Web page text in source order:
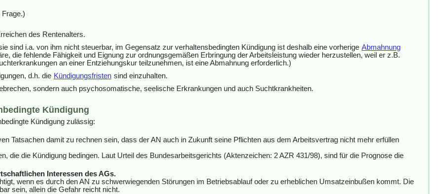
des Rentenalters.
sind i.a. von ihm nicht steuerbar, im Gegensatz zur verhaltensbedingten Kündigung ist deshalb eine vorherige Abmahnung
die fehlende Fähigkeit und Eignung zur ordnungsgemäßen Erbringung der Arbeitsleistung wieder herzustellen, weil er z.B.
an einer Entziehungskur teilzunehmen, ist eine Abmahnung erforderlich.)
d.h. die Kündigungsfristen sind einzuhalten.
sondern auch psychosomatische, seelische Erkrankungen und auch Suchtkrankheiten.
Kündigung
Kündigung zulässig:
Tatsachen damit zu rechnen sein, dass der AN auch in Zukunft seine Pflichten aus dem Arbeitsvertrag nicht mehr erfüllen
die die Kündigung bedingen. Laut Urteil des Bundesarbeitsgerichts (Aktenzeichen: 2 AZR 431/98), sind für die Prognose die
Interessen des AGs.
wenn es durch den AN zu schwerwiegenden Störungen im Betriebsablauf oder zu erheblichen Umsatzeinbußen kommt. Die
sein, allein die Gefahr reicht nicht.